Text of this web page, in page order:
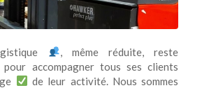
, même réduite, reste
pour accompagner tous ses clients
de leur activité. Nous sommes